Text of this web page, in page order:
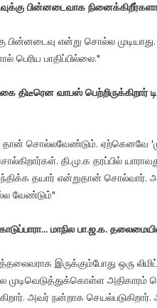
பின்னடைவாக
என்று சொல்ல
பெரிய பாதிப்பில்லை."
வாபஸ் பெற்றிருக்கிறார்
சொல்லவேண்டும். ஏற்கெனவே
தி.மு.க தரப்பில்
தயார் என்றுதான்
வேண்டும்"
மாநில பா.ஜ.க.
இருக்கும்போது ஒரு
முடிவெடுத்துக்கொள்ள
அவர் நன்றாக